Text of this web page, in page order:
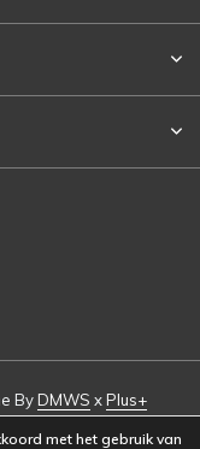
ByDMWS xPlus+
met het gebruik van